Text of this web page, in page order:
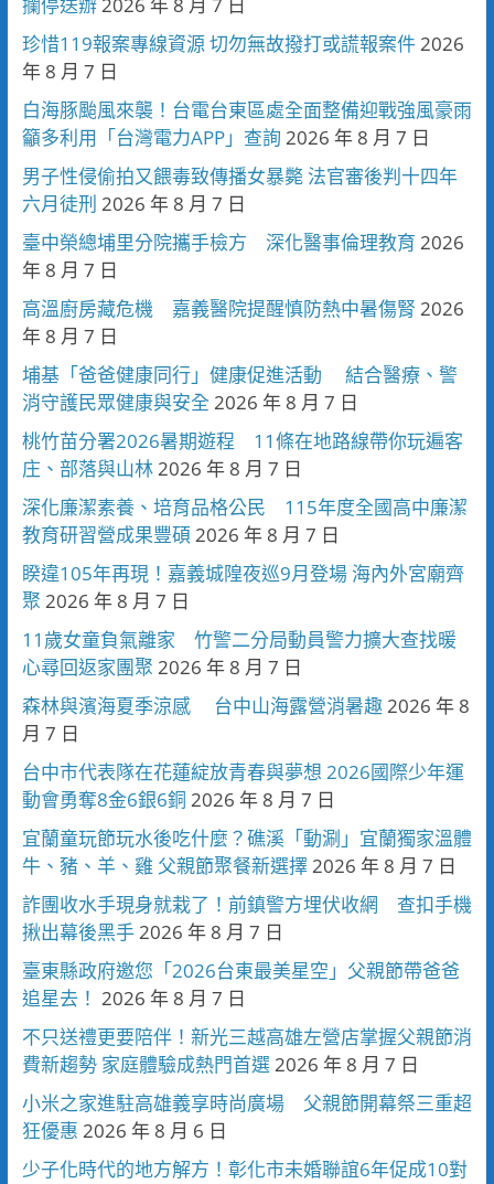
攔停送辦2026 年 8 月 7 日
珍惜119報案專線資源 切勿無故撥打或謊報案件2026
年 8 月 7 日
白海豚颱風來襲！台電台東區處全面整備迎戰強風豪雨
籲多利用「台灣電力APP」查詢 2026 年 8 月 7 日
男子性侵偷拍又餵毒致傳播女暴斃 法官審後判十四年
六月徒刑 2026 年 8 月 7 日
臺中榮總埔里分院攜手檢方 深化醫事倫理教育 2026
年 8 月 7 日
高溫廚房藏危機 嘉義醫院提醒慎防熱中暑傷腎 2026
年 8 月 7 日
埔基「爸爸健康同行」健康促進活動 結合醫療、警
消守護民眾健康與安全 2026 年 8 月 7 日
桃竹苗分署2026暑期遊程 11條在地路線帶你玩遍客
庄、部落與山林2026 年 8 月 7 日
深化廉潔素養、培育品格公民 115年度全國高中廉潔
教育研習營成果豐碩 2026 年 8 月 7 日
睽違105年再現！嘉義城隍夜巡9月登場 海內外宮廟齊
聚 2026 年 8 月 7 日
11歲女童負氣離家 竹警二分局動員警力擴大查找暖
心尋回返家團聚 2026 年 8 月 7 日
森林與濱海夏季涼感 台中山海露營消暑趣2026 年 8
月 7 日
台中市代表隊在花蓮綻放青春與夢想 2026國際少年運
動會勇奪8金6銀6銅 2026 年 8 月 7 日
宜蘭童玩節玩水後吃什麼？礁溪「動涮」宜蘭獨家溫體
牛、豬、羊、雞 父親節聚餐新選擇2026 年 8 月 7 日
詐團收水手現身就栽了！前鎮警方埋伏收網 查扣手機
揪出幕後黑手2026 年 8 月 7 日
臺東縣政府邀您「2026台東最美星空」父親節帶爸爸
追星去！ 2026 年 8 月 7 日
不只送禮更要陪伴！新光三越高雄左營店掌握父親節消
費新趨勢 家庭體驗成熱門首選2026 年 8 月 7 日
小米之家進駐高雄義享時尚廣場 父親節開幕祭三重超
狂優惠 2026 年 8 月 6 日
少子化時代的地方解方！彰化市未婚聯誼6年促成10對